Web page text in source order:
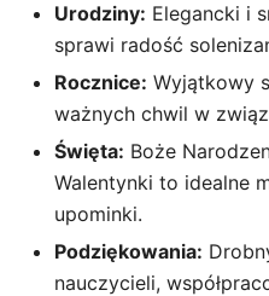
Urodziny: Elegancki i
sprawi radość
Rocznice: Wyjątkowy
ważnych chwil w
Święta: Boże
Walentynki to idealne
upominki.
Podziękowania:
nauczycieli,